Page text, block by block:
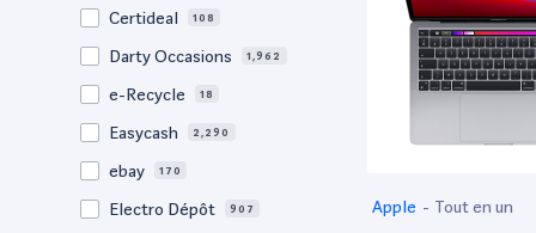
Certideal 108
Darty Occasions 1,962
e-Recycle 18
Easycash 2,290
ebay 170
Electro Dépôt 907 Apple - Tout en un